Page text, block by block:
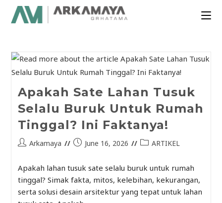
Apakah Sate Lahan Tusuk
Selalu Buruk Untuk Rumah
Tinggal? Ini Faktanya!
Arkamaya June 16, 2026 ARTIKEL
Apakah lahan tusuk sate selalu buruk untuk rumah
tinggal? Simak fakta, mitos, kelebihan, kekurangan,
serta solusi desain arsitektur yang tepat untuk lahan